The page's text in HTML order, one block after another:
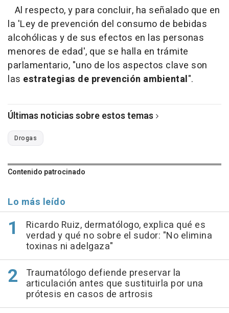
Al respecto, y para concluir, ha señalado que en
la 'Ley de prevención del consumo de bebidas
alcohólicas y de sus efectos en las personas
menores de edad', que se halla en trámite
parlamentario, "uno de los aspectos clave son
las estrategias de prevención ambiental".
Últimas noticias sobre estos temas
Drogas
Contenido patrocinado
Lo más leído
Ricardo Ruiz, dermatólogo, explica qué es
verdad y qué no sobre el sudor: "No elimina
toxinas ni adelgaza"
Traumatólogo defiende preservar la
articulación antes que sustituirla por una
prótesis en casos de artrosis